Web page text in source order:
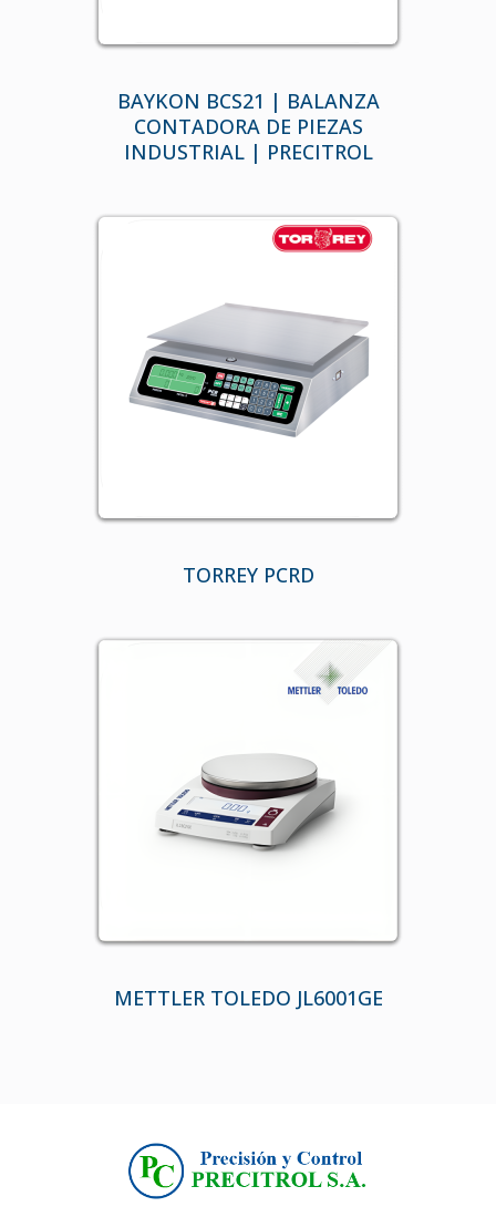
BAYKON BCS21 | BALANZA
CONTADORA DE PIEZAS
INDUSTRIAL | PRECITROL
TORREY PCRD
METTLER TOLEDO JL6001GE